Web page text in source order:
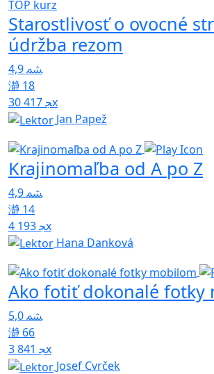
TOP kurz
Starostlivosť o ovocné
údržba rezom
4,9
18
30 417x
Jan Papež
Krajinomaľba od A po Z
4,9
14
4 193x
Hana Danková
Ako fotiť dokonalé fotky
5,0
66
3 841x
Josef Cvrček